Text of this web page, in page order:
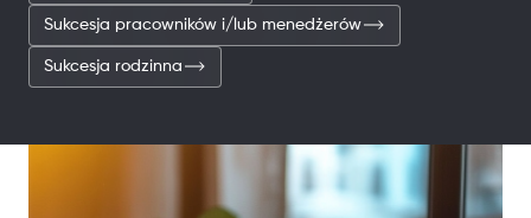
Sukcesja pracowników i/lub menedżerów
Sukcesja rodzinna